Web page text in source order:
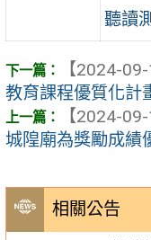
相關公告
聽讀
【2024-09-
教育課程優質化計
【2024-09-
城隍廟為獎勵成績